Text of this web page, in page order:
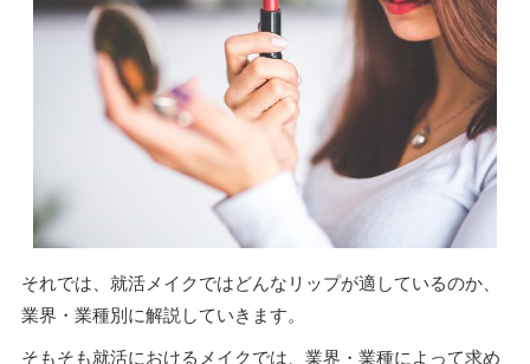
それでは、就活メイクではどんなリップが適しているのか、
業界・業種別に解説していきます。
そもそも就活におけるメイクでは、業界・業種によって求め